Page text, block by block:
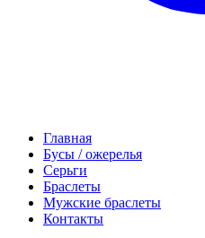
Главная
Бусы / ожерелья
Серьги
Браслеты
Мужские браслеты
Контакты